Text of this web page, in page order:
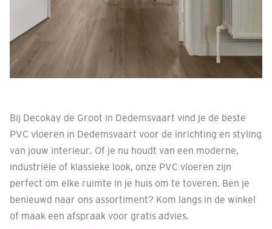
Bij Decokay de Groot in Dedemsvaart vind je de beste
PVC vloeren in Dedemsvaart voor de inrichting en styling
van jouw interieur. Of je nu houdt van een moderne,
industriële of klassieke look, onze PVC vloeren zijn
perfect om elke ruimte in je huis om te toveren. Ben je
benieuwd naar ons assortiment? Kom langs in de winkel
of maak een afspraak voor gratis advies.